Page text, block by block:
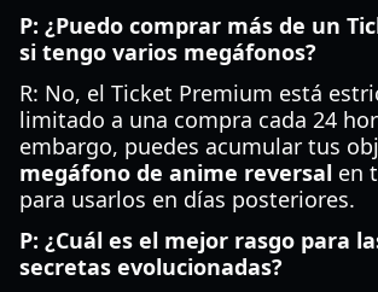
P: ¿Puedo comprar más de un
si tengo varios megáfonos?
R: No, el Ticket Premium está
limitado a una compra cada 24
embargo, puedes acumular tus
megáfono de anime reversal en
para usarlos en días posteriores.
P: ¿Cuál es el mejor rasgo para
secretas evolucionadas?